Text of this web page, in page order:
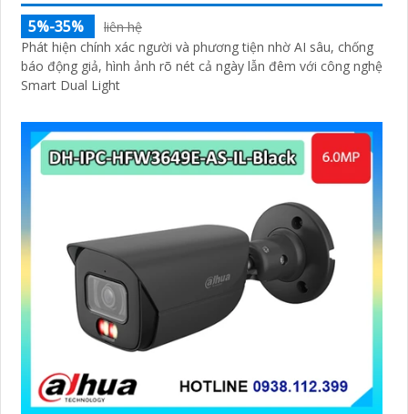
5%-35%
liên hệ
Phát hiện chính xác người và phương tiện nhờ AI sâu, chống
báo động giả, hình ảnh rõ nét cả ngày lẫn đêm với công nghệ
Smart Dual Light